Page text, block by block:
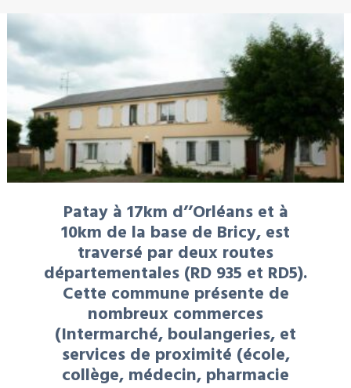
Patay à 17km d’’Orléans et à
10km de la base de Bricy, est
traversé par deux routes
départementales (RD 935 et RD5).
Cette commune présente de
nombreux commerces
(Intermarché, boulangeries, et
services de proximité (école,
collège, médecin, pharmacie